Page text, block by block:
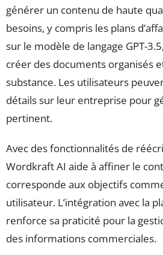
générer un contenu de haute
besoins, y compris les plans
sur le modèle de langage GPT-
créer des documents organisés
substance. Les utilisateurs
détails sur leur entreprise pour
pertinent.
Avec des fonctionnalités de
Wordkraft AI aide à affiner le
corresponde aux objectifs
utilisateur. L’intégration avec la
renforce sa praticité pour la
des informations commerciales.